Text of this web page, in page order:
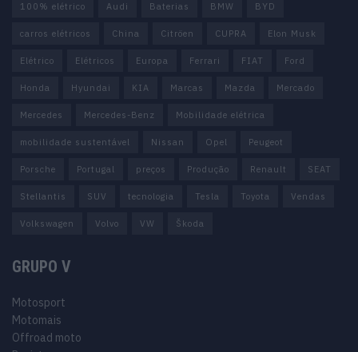
100% elétrico Audi Baterias BMW BYD
carros elétricos China Citröen CUPRA Elon Musk
Elétrico Elétricos Europa Ferrari FIAT Ford
Honda Hyundai KIA Marcas Mazda Mercado
Mercedes Mercedes-Benz Mobilidade elétrica
mobilidade sustentável Nissan Opel Peugeot
Porsche Portugal preços Produção Renault SEAT
Stellantis SUV tecnologia Tesla Toyota Vendas
Volkswagen Volvo VW Škoda
GRUPO V
Motosport
Motomais
Offroad moto